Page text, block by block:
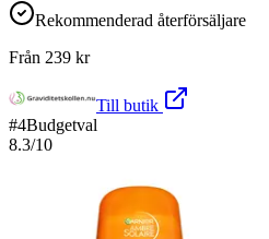
Rekommenderad återförsäljare
Från 239 kr
Till butik
#4Budgetval
8.3/10